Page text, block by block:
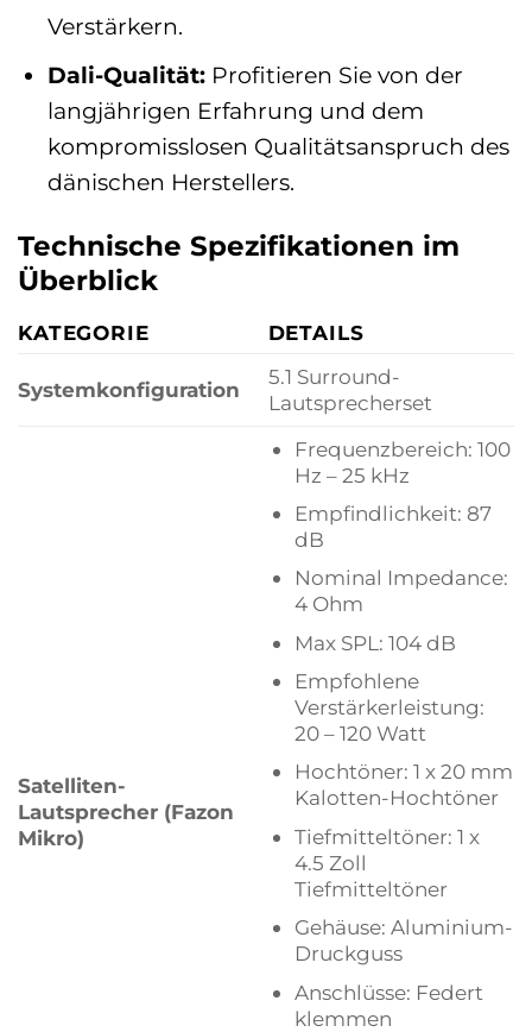
Verstärkern.
Dali-Qualität:Profitieren Sie von der
langjährigen Erfahrung und dem
kompromisslosen Qualitätsanspruch des
dänischen Herstellers.
Technische Spezifikationen im
Überblick
KATEGORIE DETAILS
Systemkonfiguration
5.1 Surround-
Lautsprecherset
Satelliten-
Lautsprecher (Fazon
Mikro)
Frequenzbereich: 100
Hz – 25 kHz
Empfindlichkeit: 87
dB
Nominal Impedance:
4 Ohm
Max SPL: 104 dB
Empfohlene
Verstärkerleistung:
20 – 120 Watt
Hochtöner: 1 x 20 mm
Kalotten-Hochtöner
Tiefmitteltöner: 1 x
4.5 Zoll
Tiefmitteltöner
Gehäuse: Aluminium-
Druckguss
Anschlüsse: Federt
klemmen